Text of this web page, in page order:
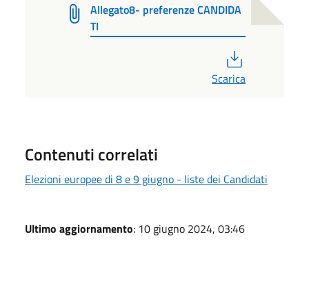
Allegato8- preferenze CANDIDA
TI
Scarica
Contenuti correlati
Elezioni europee di 8 e 9 giugno - liste dei Candidati
Ultimo aggiornamento: 10 giugno 2024, 03:46